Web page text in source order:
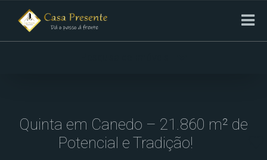
Quinta em Canedo – 21.860 m² de
Potencial e Tradição!